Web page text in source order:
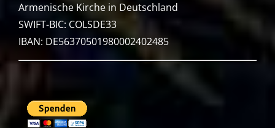
Armenische Kirche in Deutschland
SWIFT-BIC: COLSDE33
IBAN: DE56370501980002402485